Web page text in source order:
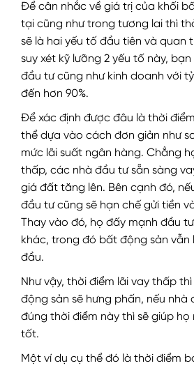
Để cân nhắc về giá trị của khối
tại cũng như trong tương lai thì
sẽ là hai yếu tố đầu tiên và quan
suy xét kỹ lưỡng 2 yếu tố này,
đầu tư cũng như kinh doanh với
đến hơn 90%.
Để xác định được đâu là thời
thể dựa vào cách đơn giản như
mức lãi suất ngân hàng. Chẳng
thấp, các nhà đầu tư sẵn sàng
giá đất tăng lên. Bên cạnh đó,
đầu tư cũng sẽ hạn chế gửi tiền
Thay vào đó, họ đấy mạnh đầu
khác, trong đó bất động sản vẫn
đầu.
Như vậy, thời điểm lãi vay thấp
động sản sẽ hưng phấn, nếu nhà
đúng thời điểm này thì sẽ giúp
tốt.
Một ví dụ cụ thể đó là thời điểm